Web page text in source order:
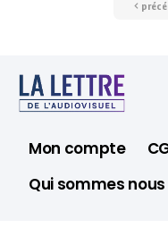
Mon compte
Qui sommes nous